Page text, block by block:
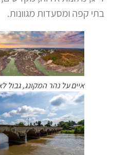
בתי קפה ומסעדות מגוונות.
איים על נהר המקונג, גבול